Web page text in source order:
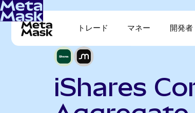
トレード マネー 開発者
iShares